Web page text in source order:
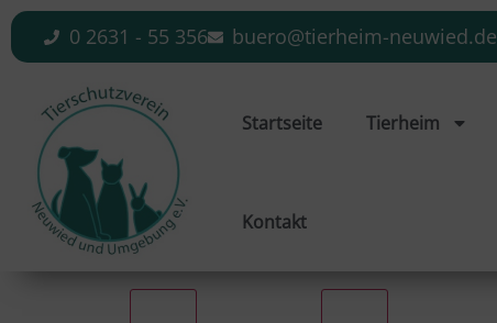
0 2631 - 55 356 buero@tierheim-neuwied.de
Startseite Tierheim
Kontakt